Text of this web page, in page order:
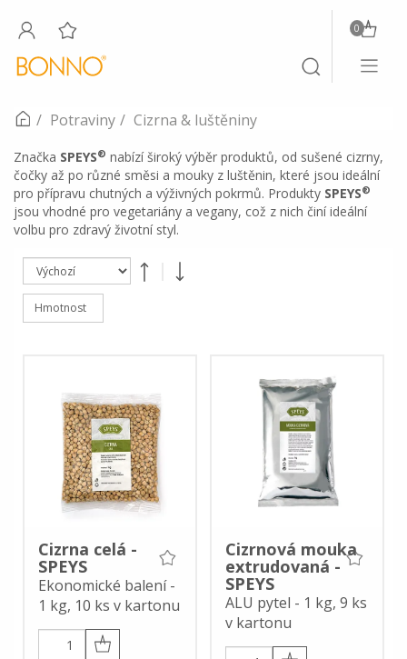
Toggle
search
0
Toggle
Potraviny Cizrna & luštěniny
Značka SPEYS® nabízí široký výběr produktů, od sušené cizrny,
čočky až po různé směsi a mouky z luštěnin, které jsou ideální
pro přípravu chutných a výživných pokrmů. Produkty SPEYS®
jsou vhodné pro vegetariány a vegany, což z nich činí ideální
volbu pro zdravý životní styl.
Hmotnost
Cizrna celá -
SPEYS
Ekonomické balení -
1 kg, 10 ks v kartonu
Cizrnová mouka
extrudovaná -
SPEYS
ALU pytel - 1 kg, 9 ks
v kartonu